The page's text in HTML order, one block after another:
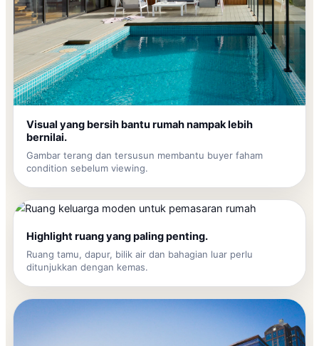
Visual yang bersih bantu rumah nampak lebih
bernilai.
Gambar terang dan tersusun membantu buyer faham
condition sebelum viewing.
Highlight ruang yang paling penting.
Ruang tamu, dapur, bilik air dan bahagian luar perlu
ditunjukkan dengan kemas.